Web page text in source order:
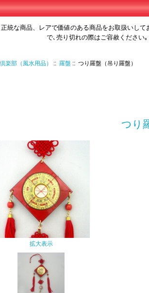
統な商品、レアで価値のある商品をお取扱いし
で､売り切れの際はご容赦ください｡
楽部（風水用品） ::羅盤 :: つり羅盤（吊り羅盤）
つり
拡大表示